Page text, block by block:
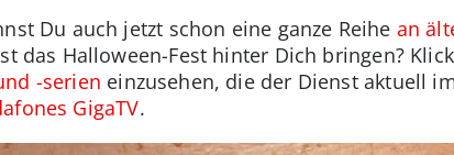
Du auch jetzt schon eine ganze Reihe an
das Halloween-Fest hinter Dich bringen?
-serien einzusehen, die der Dienst aktuell
GigaTV.